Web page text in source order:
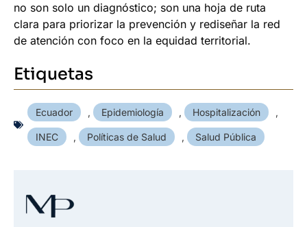
no son solo un diagnóstico; son una hoja de ruta
clara para priorizar la prevención y rediseñar la red
de atención con foco en la equidad territorial.
Etiquetas
Ecuador , Epidemiología , Hospitalización ,
INEC , Políticas de Salud , Salud Pública